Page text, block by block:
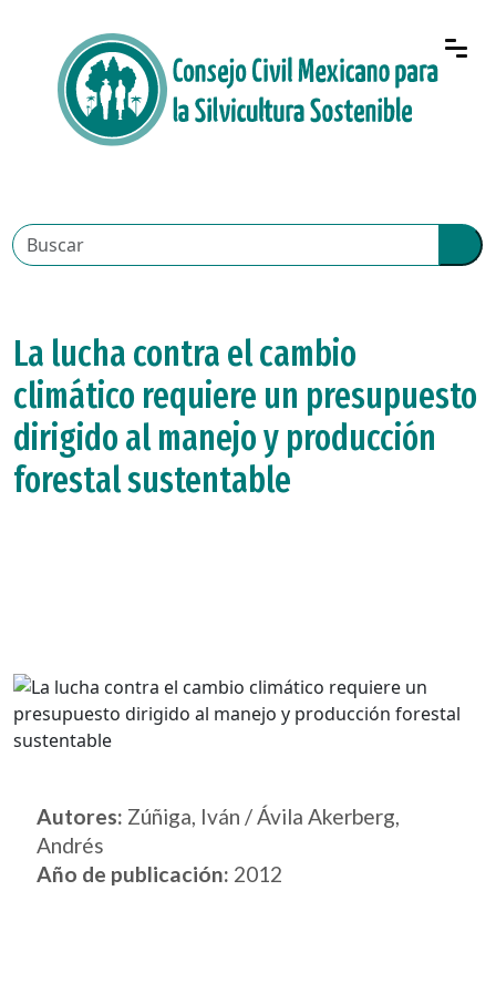
La lucha contra el cambio
climático requiere un presupuesto
dirigido al manejo y producción
forestal sustentable
Autores: Zúñiga, Iván / Ávila Akerberg,
Andrés
Año de publicación: 2012